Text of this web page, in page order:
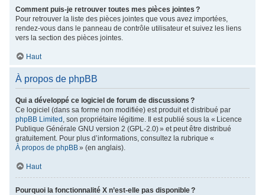
Comment puis-je retrouver toutes mes pièces jointes ?
Pour retrouver la liste des pièces jointes que vous avez importées,
rendez-vous dans le panneau de contrôle utilisateur et suivez les liens
vers la section des pièces jointes.
Haut
À propos de phpBB
Qui a développé ce logiciel de forum de discussions ?
Ce logiciel (dans sa forme non modifiée) est produit et distribué par
phpBB Limited , son propriétaire légitime. Il est publié sous la « Licence
Publique Générale GNU version 2 (GPL-2.0) » et peut être distribué
gratuitement. Pour plus d’informations, consultez la rubrique «
À propos de phpBB» (en anglais).
Haut
Pourquoi la fonctionnalité X n’est-elle pas disponible ?